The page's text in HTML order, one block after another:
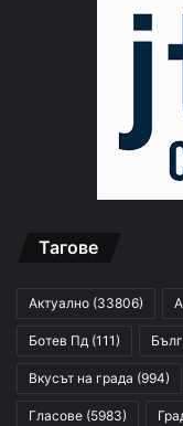
Тагове
Актуално (33806)
Ботев Пд (111)
Вкусът на града (994)
Гласове (5983)